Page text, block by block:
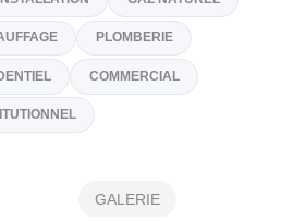
index.php
INSTALLATION GAZ NATUREL
GALERIE